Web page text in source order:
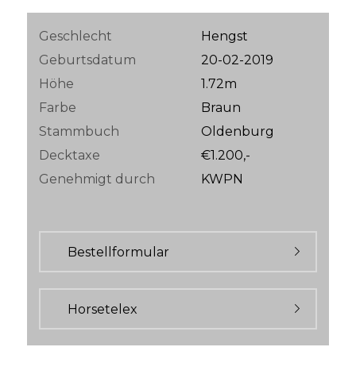
Geschlecht
Hengst
Geburtsdatum
20-02-2019
Höhe
1.72m
Farbe
Braun
Stammbuch
Oldenburg
Decktaxe
€1.200,-
Genehmigt durch
KWPN
Bestellformular
Horsetelex